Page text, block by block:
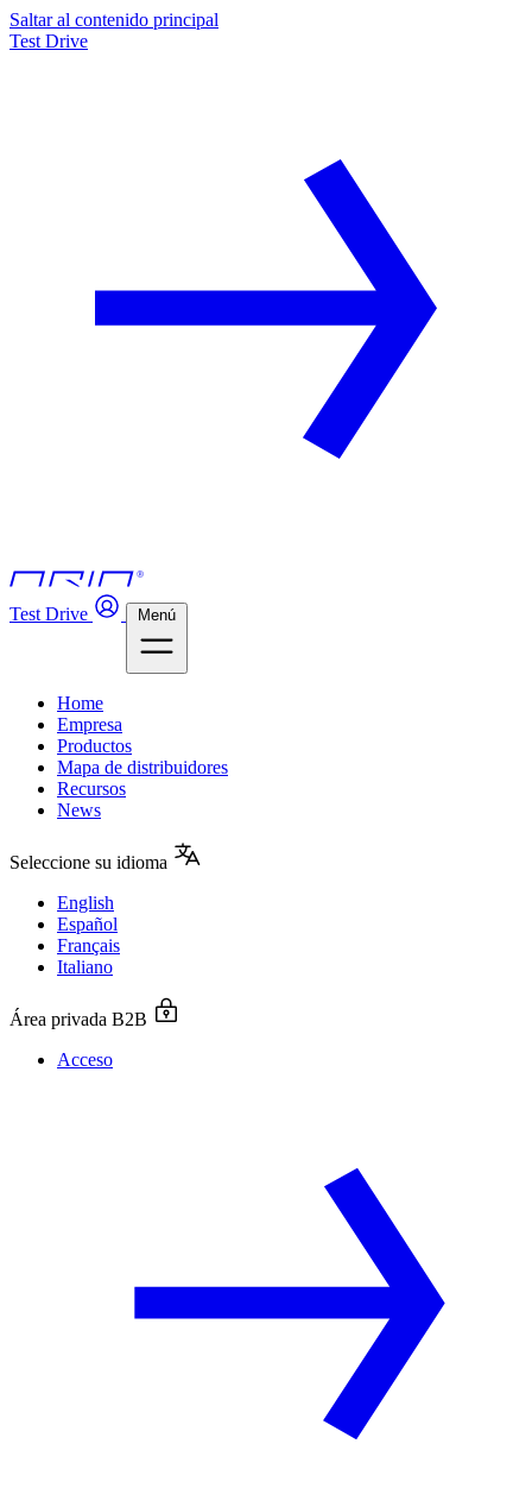
Saltar al contenido principal
Test Drive
Test Drive Menú
Home
Empresa
Productos
Mapa de distribuidores
Recursos
News
Seleccione su idioma
English
Español
Français
Italiano
Área privada B2B
Acceso